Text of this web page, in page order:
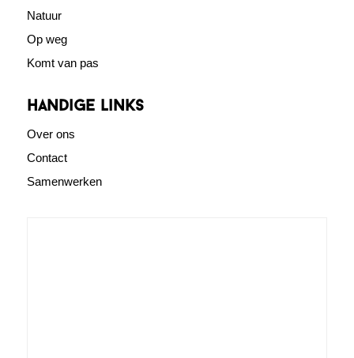
Natuur
Op weg
Komt van pas
Handige links
Over ons
Contact
Samenwerken